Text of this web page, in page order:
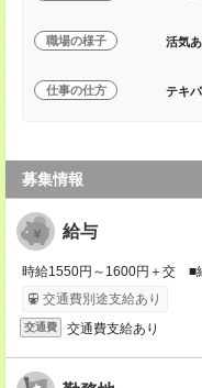
職場の様子 活気
仕事の仕方 テキ
募集情報
給与
時給1550円～1600円＋交 ■
交通費別途支給あり
交通費 交通費支給あり